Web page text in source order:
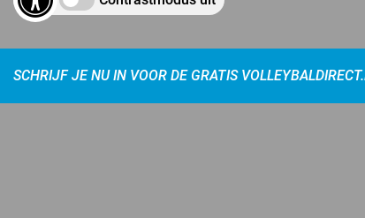
SCHRIJF JE NU IN VOOR DE GRATIS